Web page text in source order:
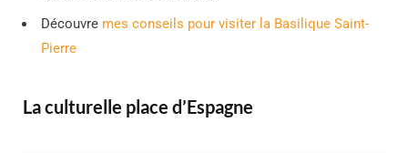
Découvre mes conseils pour visiter la Basilique Saint-
Pierre
La culturelle place d’Espagne